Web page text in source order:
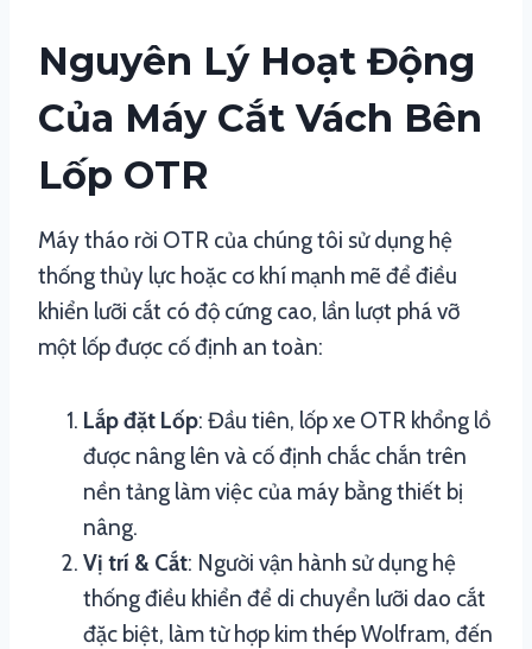
Nguyên Lý Hoạt Động
Của Máy Cắt Vách Bên
Lốp OTR
Máy tháo rời OTR của chúng tôi sử dụng hệ
thống thủy lực hoặc cơ khí mạnh mẽ để điều
khiển lưỡi cắt có độ cứng cao, lần lượt phá vỡ
một lốp được cố định an toàn:
Lắp đặt Lốp: Đầu tiên, lốp xe OTR khổng lồ
được nâng lên và cố định chắc chắn trên
nền tảng làm việc của máy bằng thiết bị
nâng.
Vị trí & Cắt: Người vận hành sử dụng hệ
thống điều khiển để di chuyển lưỡi dao cắt
đặc biệt, làm từ hợp kim thép Wolfram, đến